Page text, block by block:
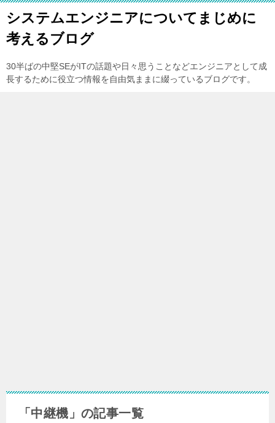
システムエンジニアについてまじめに
考えるブログ
30半ばの中堅SEがITの話題や日々思うことなどエンジニアとして成
長するために役立つ情報を自由気ままに綴っているブログです。
「中継機」の記事一覧